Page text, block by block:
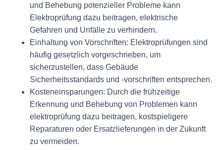
und Behebung potenzieller Probleme kann
Elektroprüfung dazu beitragen, elektrische
Gefahren und Unfälle zu verhindern.
Einhaltung von Vorschriften: Elektroprüfungen sind
häufig gesetzlich vorgeschrieben, um
sicherzustellen, dass Gebäude
Sicherheitsstandards und -vorschriften entsprechen.
Kosteneinsparungen: Durch die frühzeitige
Erkennung und Behebung von Problemen kann
elektroprüfung dazu beitragen, kostspieligere
Reparaturen oder Ersatzlieferungen in der Zukunft
zu vermeiden.